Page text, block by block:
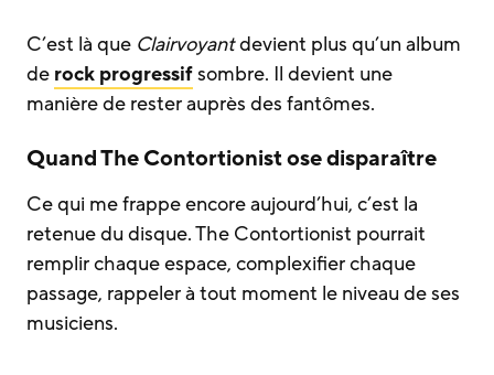
C’est là que Clairvoyantdevient plus qu’un album
de rock progressifsombre. Il devient une
manière de rester auprès des fantômes.
Quand The Contortionist ose disparaître
Ce qui me frappe encore aujourd’hui, c’est la
retenue du disque. The Contortionist pourrait
remplir chaque espace, complexifier chaque
passage, rappeler à tout moment le niveau de ses
musiciens.